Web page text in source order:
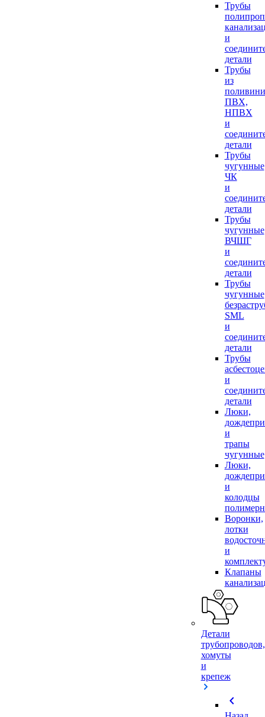
Трубы
и
детали
Трубы
из
ПВХ,
НПВХ
и
детали
Трубы
чугунные
ЧК
и
детали
Трубы
чугунные
ВЧШГ
и
детали
Трубы
чугунные
SML
и
детали
Трубы
и
детали
Люки,
и
трапы
чугунные
Люки,
и
колодцы
Воронки,
лотки
и
Клапаны
Детали
трубопроводов,
хомуты
и
крепеж
chevron_left